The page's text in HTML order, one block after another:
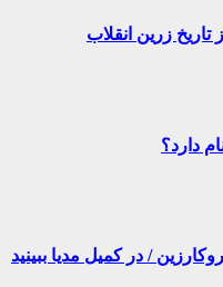
زرین انقلاب
دارد؟